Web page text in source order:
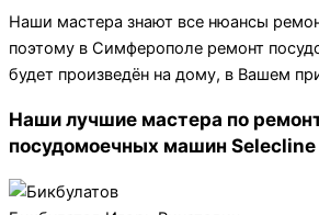
Наши мастера знают все нюансы
поэтому в Симферополе ремонт
будет произведён на дому, в Вашем
Наши лучшие мастера по
посудомоечных машин